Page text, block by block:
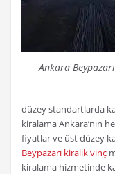
Ankara
düzey standartlarda
kiralama Ankara’nın
fiyatlar ve üst düzey
Beypazarı kiralık vinç
kiralama hizmetinde